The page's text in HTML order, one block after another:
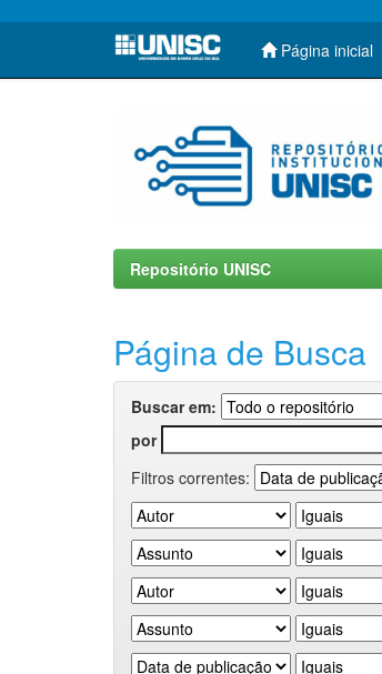
Skip
Página inicial
Repositório UNISC
Página de Busca
Buscar em:
por
Filtros correntes: